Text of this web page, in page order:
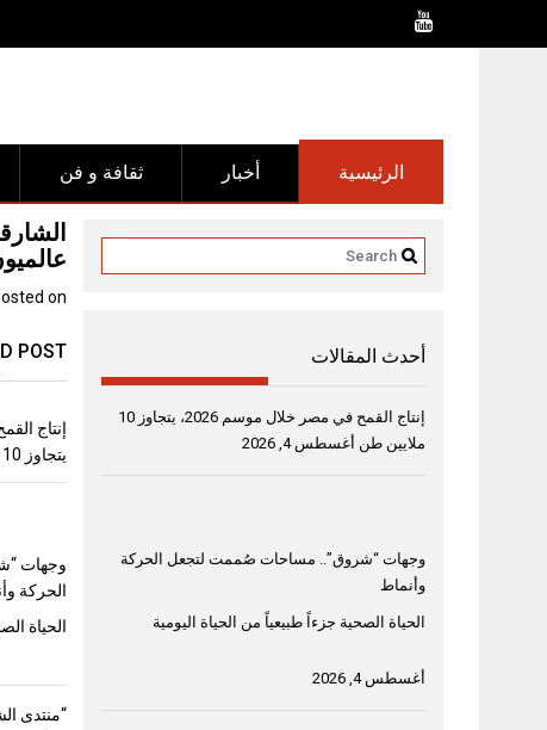
ثقافة و فن أخبار الرئيسية
on
POST
يتجاوز 10 ملايين طن
وجهات
الحركة
الحياة
أحدث المقالات
إنتاج القمح في مصر خلال موسم 2026، يتجاوز 10
ملايين طن أغسطس 4, 2026
وجهات “شروق”.. مساحات صُممت لتجعل الحركة
وأنماط
الحياة الصحية جزءاً طبيعياً من الحياة اليومية
أغسطس 4, 2026